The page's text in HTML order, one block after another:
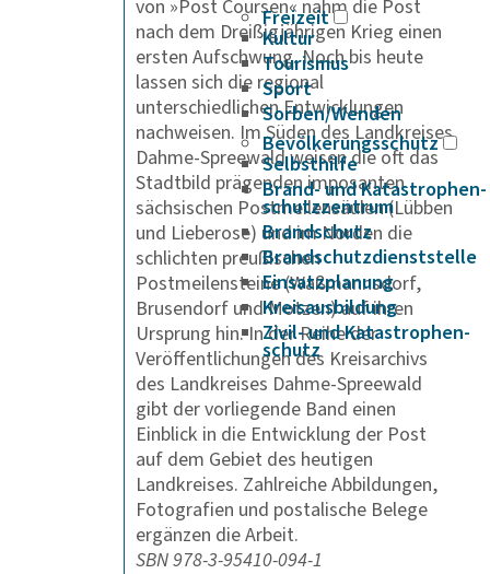
Freizeit
Kultur
Tourismus
Sport
Sorben/Wenden
Bevöl­ke­rungs­schutz
Selbst­hilfe
Brand- und Kata­s­tro­­phen­­
schutz­­zen­trum
Brand­schutz
Brand­schutz­dienst­stelle
Einsatz­pla­nung
Kreis­aus­­bil­­dung
Zivil- und Kata­s­tro­­phen­­
schutz
von »Post Coursen« nahm die Post
nach dem Dreißigjährigen Krieg einen
ersten Aufschwung. Noch bis heute
lassen sich die regional
unterschiedlichen Entwicklungen
nachweisen. Im Süden des Landkreises
Dahme-Spreewald weisen die oft das
Stadtbild prägenden imposanten
sächsischen Postmeilensäulen (Lübben
und Lieberose) und im Norden die
schlichten preußischen
Postmeilensteine (Waßmannsdorf,
Brusendorf und Motzen) auf ihren
Ursprung hin. In der Reihe der
Veröffentlichungen des Kreisarchivs
des Landkreises Dahme-Spreewald
gibt der vorliegende Band einen
Einblick in die Entwicklung der Post
auf dem Gebiet des heutigen
Landkreises. Zahlreiche Abbildungen,
Fotografien und postalische Belege
ergänzen die Arbeit.
SBN 978-3-95410-094-1